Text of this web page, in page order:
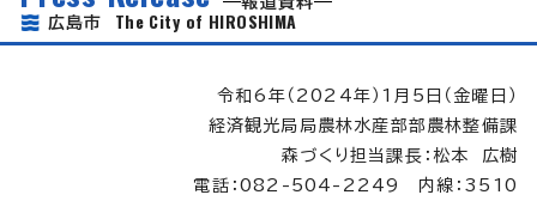
広島市 The City of HIROSHIMA
令和6年（2024年）1月5日（金曜日）
経済観光局局農林水産部部農林整備課
森づくり担当課長：松本 広樹
電話：082-504-2249 内線：3510